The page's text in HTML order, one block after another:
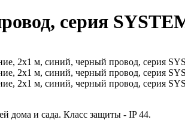
серия
дома и сада. Класс защиты - IP 44.